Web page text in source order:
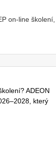
on-line školení,
ADEON
který